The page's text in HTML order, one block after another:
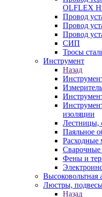
OLFLEX
Провод
Провод
Провод
СИП
Тросы
Инструмент
Назад
изоляции
Лестницы,
Паяльное
Расходные
Сварочные
Фены и
Высоковольтная
Люстры,
Назад